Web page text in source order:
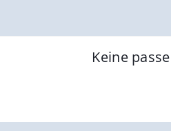
Keine